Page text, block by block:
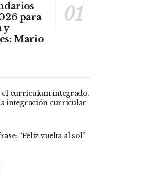
para
y
Mario
el currículum integrado.
integración curricular
“Feliz vuelta al sol”